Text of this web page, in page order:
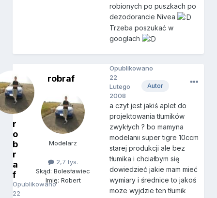
robionych po puszkach po
dezodorancie Nivea
Trzeba poszukać w
googlach
r
o
b
r
a
f
Opublikowano
22
robraf
Modelarz
2,7 tys.
Skąd: Bolesławiec
Imię: Robert
Autor
Opublikowano
22
Lutego
2008
a czyt jest jakiś aplet do
projektowania tłumików
zwykłych ? bo mamyna
modelanii super tigre 10ccm
starej produkcji ale bez
tłumika i chciałbym się
dowiedzieć jakie mam mieć
wymiary i średnice to jakoś
moze wyjdzie ten tłumik